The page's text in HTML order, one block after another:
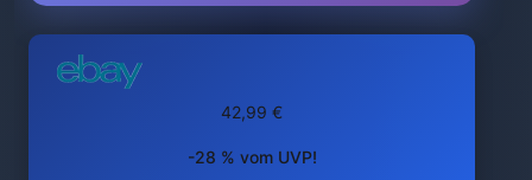
42,99 €
-28 % vom UVP!